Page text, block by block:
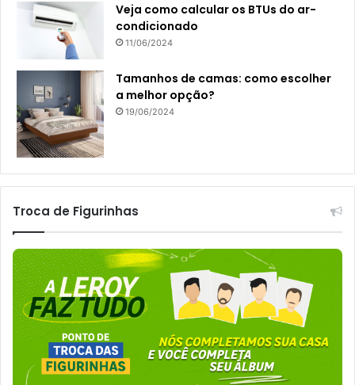
Veja como calcular os BTUs do ar-
condicionado
11/06/2024
Tamanhos de camas: como escolher
a melhor opção?
19/06/2024
Troca de Figurinhas